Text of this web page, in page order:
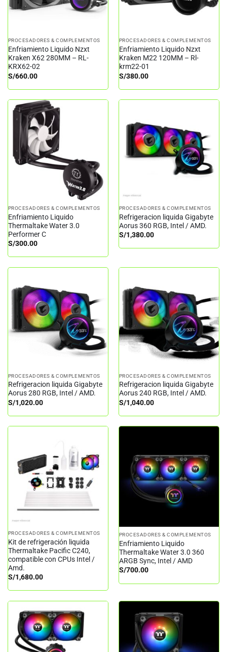
PROCESADORES & COMPLEMENTOS
Enfriamiento Liquido Nzxt
Kraken X62 280MM – RL-
KRX62-02
S/660.00
PROCESADORES & COMPLEMENTOS
Enfriamiento Liquido Nzxt
Kraken M22 120MM – Rl-
krm22-01
S/380.00
PROCESADORES & COMPLEMENTOS
Enfriamiento Liquido
Thermaltake Water 3.0
Performer C
S/300.00
PROCESADORES & COMPLEMENTOS
Refrigeracion liquida Gigabyte
Aorus 360 RGB, Intel / AMD.
S/1,380.00
PROCESADORES & COMPLEMENTOS
Refrigeracion liquida Gigabyte
Aorus 280 RGB, Intel / AMD.
S/1,020.00
PROCESADORES & COMPLEMENTOS
Refrigeracion liquida Gigabyte
Aorus 240 RGB, Intel / AMD.
S/1,040.00
PROCESADORES & COMPLEMENTOS
Kit de refrigeración liquida
Thermaltake Pacific C240,
compatible con CPUs Intel /
Amd.
S/1,680.00
PROCESADORES & COMPLEMENTOS
Enfriamiento Liquido
Thermaltake Water 3.0 360
ARGB Sync, Intel / AMD
S/700.00